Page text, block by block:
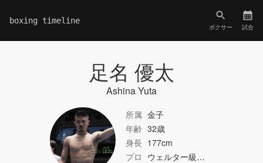
boxing timeline
ボクサー 試合
足名 優太
Ashina Yuta
所属 金子
年齢 32歳
身長 177cm
プロ ウェルター級…